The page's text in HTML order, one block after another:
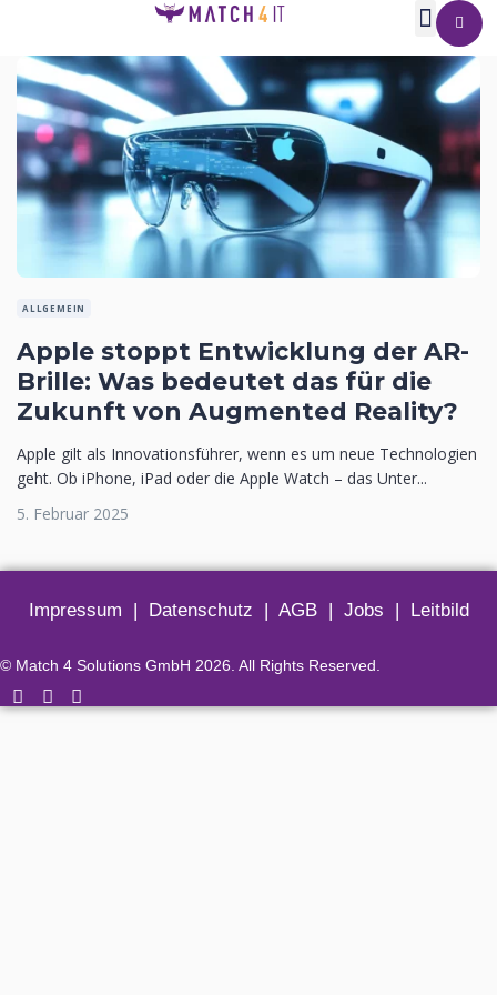
ALLGEMEIN
Apple stoppt Entwicklung der AR-
Brille: Was bedeutet das für die
Zukunft von Augmented Reality?
Apple gilt als Innovationsführer, wenn es um neue Technologien
geht. Ob iPhone, iPad oder die Apple Watch – das Unter...
5. Februar 2025
Impressum | Datenschutz | AGB| Jobs | Leitbild
© Match 4 Solutions GmbH 2026. All Rights Reserved.